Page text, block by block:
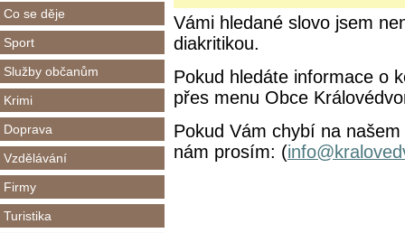
Co se děje
Sport
Služby občanům
Krimi
Doprava
Vzdělávání
Firmy
Turistika
Vámi hledané slovo jsem
diakritikou.
Pokud hledáte informace o
přes menu Obce
Pokud Vám chybí na
nám prosím: (